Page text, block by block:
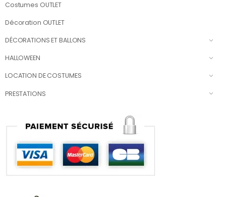
Costumes OUTLET
Décoration OUTLET
DÉCORATIONS ET BALLONS
HALLOWEEN
LOCATION DE COSTUMES
PRESTATIONS